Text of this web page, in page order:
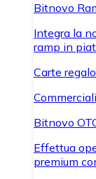
Bitnovo
Integra la
ramp in
Carte
Bitnovo
Effettua
premium